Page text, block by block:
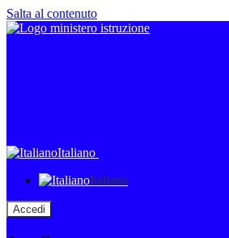
Salta al contenuto
Italiano
Italiano
Accedi